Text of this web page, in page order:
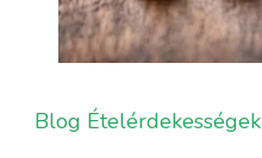
Blog Ételérdekességek